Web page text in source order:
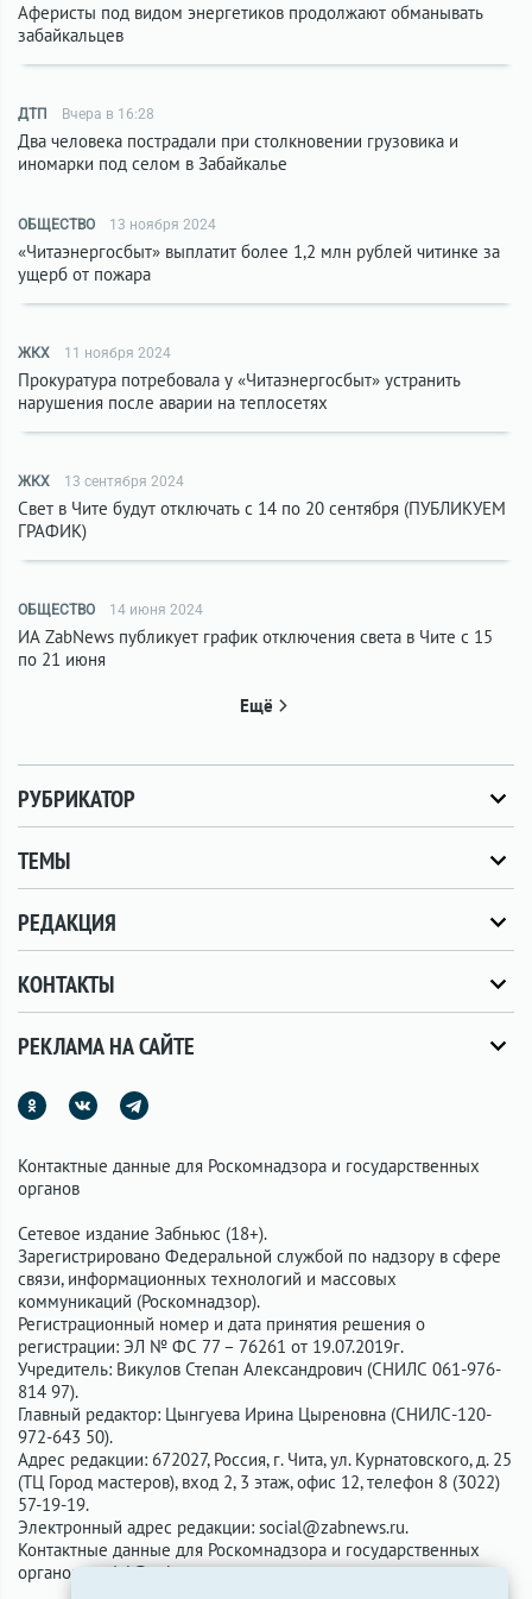
Аферисты под видом энергетиков продолжают обманывать
забайкальцев
ДТП Вчера в 16:28
Два человека пострадали при столкновении грузовика и
иномарки под селом в Забайкалье
ОБЩЕСТВО 13 ноября 2024
«Читаэнергосбыт» выплатит более 1,2 млн рублей читинке за
ущерб от пожара
ЖКХ 11 ноября 2024
Прокуратура потребовала у «Читаэнергосбыт» устранить
нарушения после аварии на теплосетях
ЖКХ 13 сентября 2024
Свет в Чите будут отключать с 14 по 20 сентября (ПУБЛИКУЕМ
ГРАФИК)
ОБЩЕСТВО 14 июня 2024
ИА ZabNews публикует график отключения света в Чите с 15
по 21 июня
Ещё
РУБРИКАТОР
ТЕМЫ
РЕДАКЦИЯ
КОНТАКТЫ
РЕКЛАМА НА САЙТЕ
Контактные данные для Роскомнадзора и государственных
органов
Сетевое издание Забньюс (18+).
Зарегистрировано Федеральной службой по надзору в сфере
связи, информационных технологий и массовых
коммуникаций (Роскомнадзор).
Регистрационный номер и дата принятия решения о
регистрации: ЭЛ № ФС 77 – 76261 от 19.07.2019г.
Учредитель: Викулов Степан Александрович (СНИЛС 061-976-
814 97).
Главный редактор: Цынгуева Ирина Цыреновна (СНИЛС-120-
972-643 50).
Адрес редакции: 672027, Россия, г. Чита, ул. Курнатовского, д. 25
(ТЦ Город мастеров), вход 2, 3 этаж, офис 12, телефон 8 (3022)
57-19-19.
Электронный адрес редакции: social@zabnews.ru.
Контактные данные для Роскомнадзора и государственных
органов:
social@zabnews.ru.